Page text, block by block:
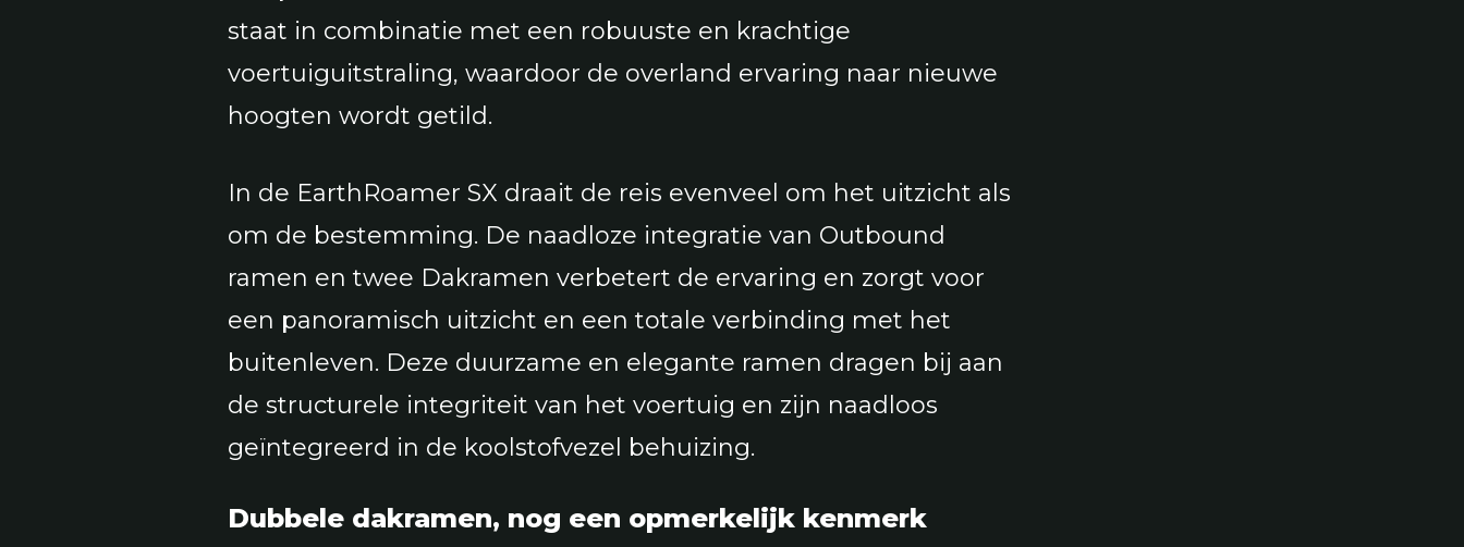
staat in combinatie met een robuuste en krachtige
voertuiguitstraling, waardoor de overland ervaring naar nieuwe
hoogten wordt getild.
In de EarthRoamer SX draait de reis evenveel om het uitzicht als
om de bestemming. De naadloze integratie van Outbound
ramen en twee Dakramen verbetert de ervaring en zorgt voor
een panoramisch uitzicht en een totale verbinding met het
buitenleven. Deze duurzame en elegante ramen dragen bij aan
de structurele integriteit van het voertuig en zijn naadloos
geïntegreerd in de koolstofvezel behuizing.
Dubbele dakramen, nog een opmerkelijk kenmerk